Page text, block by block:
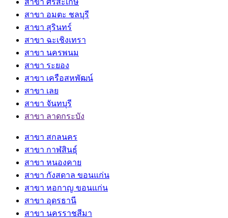
สาขา อมตะ ชลบุรี
สาขา สุรินทร์
สาขา ฉะเชิงเทรา
สาขา นครพนม
สาขา ระยอง
สาขา เครือสหพัฒน์
สาขา เลย
สาขา จันทบุรี
สาขา ลาดกระบัง
สาขา สกลนคร
สาขา กาฬสินธุ์
สาขา หนองคาย
สาขา กังสดาล ขอนแก่น
สาขา หอกาญ ขอนแก่น
สาขา อุดรธานี
สาขา นครราชสีมา